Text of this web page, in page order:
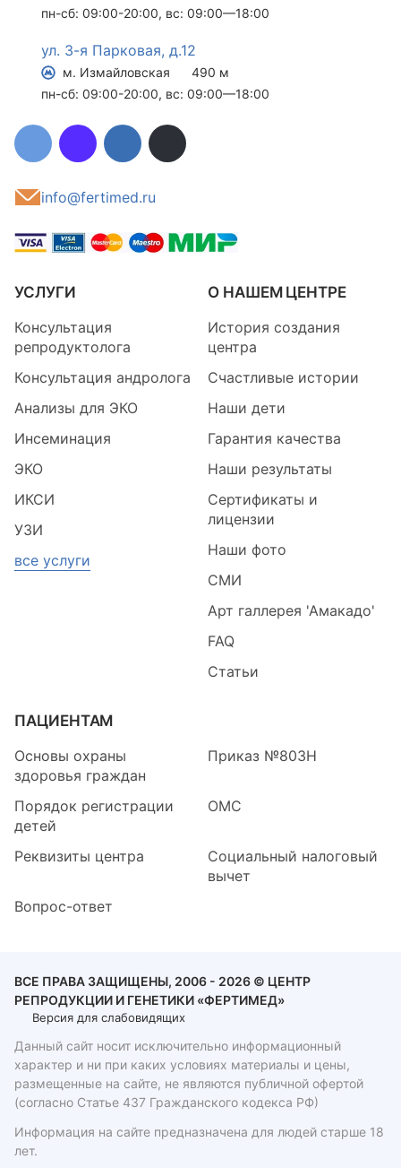
пн-сб: 09:00-20:00, вс: 09:00—18:00
ул. 3-я Парковая, д.12
м. Измайловская
490 м
пн-сб: 09:00-20:00, вс: 09:00—18:00
info@fertimed.ru
УСЛУГИ
Консультация
репродуктолога
Консультация андролога
Анализы для ЭКО
Инсеминация
ЭКО
ИКСИ
УЗИ
все услуги
О НАШЕМ ЦЕНТРЕ
История создания
центра
Счастливые истории
Наши дети
Гарантия качества
Наши результаты
Сертификаты и
лицензии
Наши фото
СМИ
Арт галлерея 'Амакадо'
FAQ
Статьи
ПАЦИЕНТАМ
Основы охраны
здоровья граждан
Приказ №803Н
Порядок регистрации
детей
ОМС
Реквизиты центра
Социальный налоговый
вычет
Вопрос-ответ
ВСЕ ПРАВА ЗАЩИЩЕНЫ, 2006 - 2026 © ЦЕНТР
РЕПРОДУКЦИИ И ГЕНЕТИКИ «ФЕРТИМЕД»
Версия для слабовидящих
Данный сайт носит исключительно информационный
характер и ни при каких условиях материалы и цены,
размещенные на сайте, не являются публичной офертой
(согласно Статье 437 Гражданского кодекса РФ)
Информация на сайте предназначена для людей старше 18
лет.